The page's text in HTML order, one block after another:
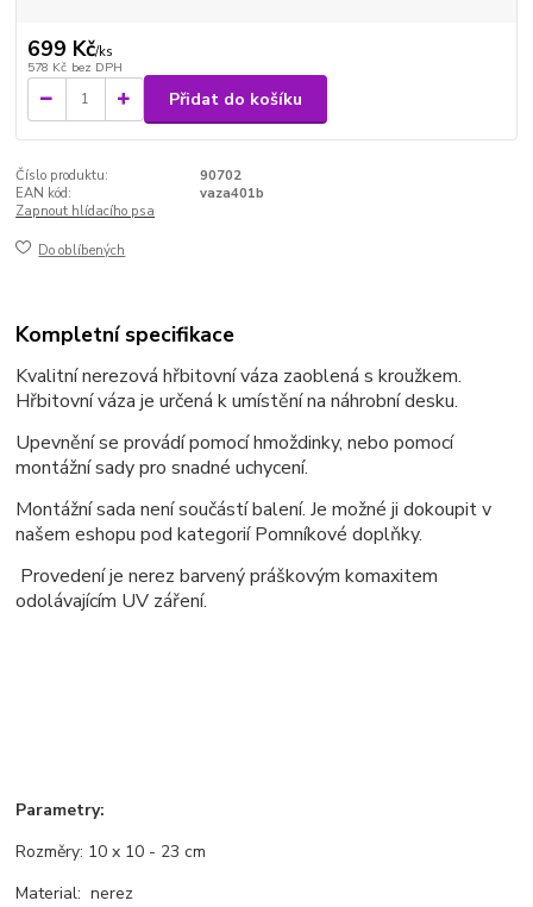
699 Kč/ks
578 Kč bez DPH
Přidat do košíku
Číslo produktu:
90702
EAN kód:
vaza401b
Zapnout hlídacího psa
Do oblíbených
Kompletní specifikace
Kvalitní nerezová hřbitovní váza zaoblená s kroužkem.
Hřbitovní váza je určená k umístění na náhrobní desku.
Upevnění se provádí pomocí hmoždinky, nebo pomocí
montážní sady pro snadné uchycení.
Montážní sada není součástí balení. Je možné ji dokoupit v
našem eshopu pod kategorií Pomníkové doplňky.
Provedení je nerez barvený práškovým komaxitem
odolávajícím UV záření.
Parametry:
Rozměry: 10 x 10 - 23 cm
Material: nerez